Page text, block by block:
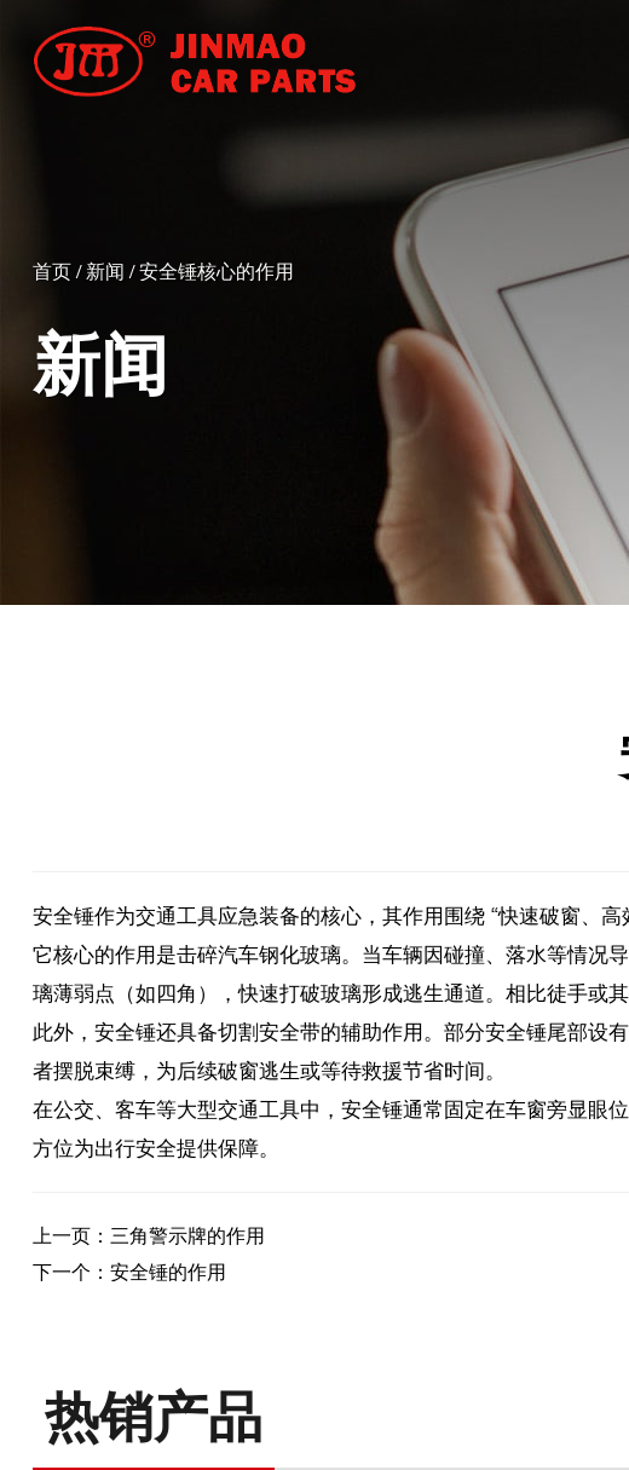
首页 / 新闻 /安全锤核心的作用
安全锤作为交通工具应急装备的核心，其作用围绕 “快速破窗、
它核心的作用是击碎汽车钢化玻璃。当车辆因碰撞、落水等情况
璃薄弱点（如四角），快速打破玻璃形成逃生通道。相比徒手或
此外，安全锤还具备切割安全带的辅助作用。部分安全锤尾部设
者摆脱束缚，为后续破窗逃生或等待救援节省时间。
在公交、客车等大型交通工具中，安全锤通常固定在车窗旁显眼
方位为出行安全提供保障。
上一页：三角警示牌的作用
下一个：安全锤的作用
热销产品